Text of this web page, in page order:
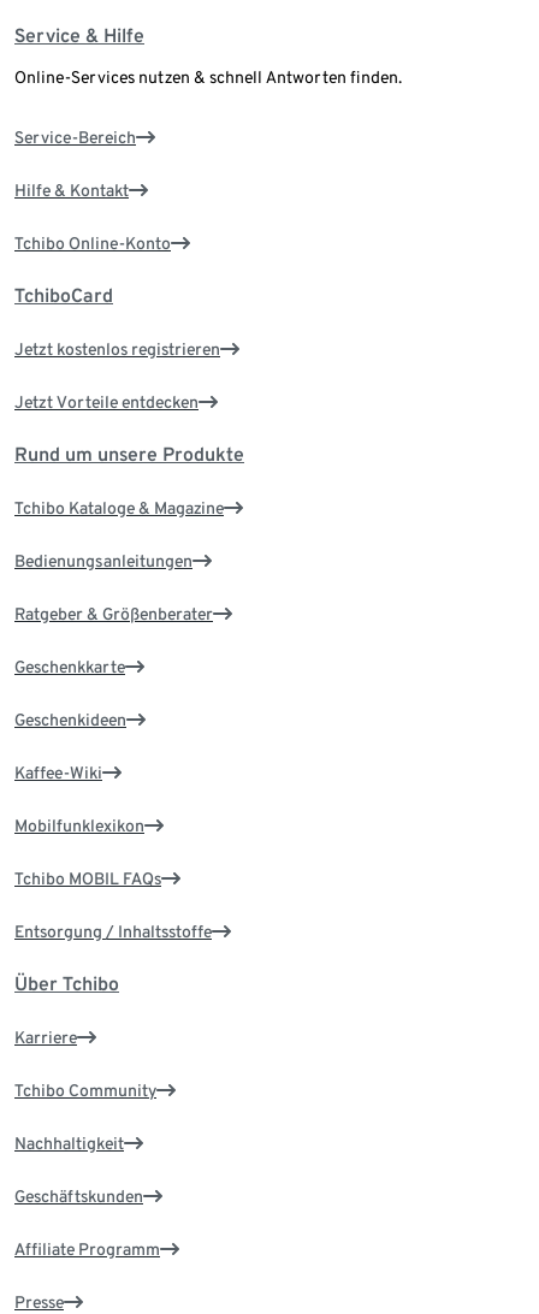
Service & Hilfe
Online-Services nutzen & schnell Antworten finden.
Service-Bereich
Hilfe & Kontakt
Tchibo Online-Konto
TchiboCard
Jetzt kostenlos registrieren
Jetzt Vorteile entdecken
Rund um unsere Produkte
Tchibo Kataloge & Magazine
Bedienungsanleitungen
Ratgeber & Größenberater
Geschenkkarte
Geschenkideen
Kaffee-Wiki
Mobilfunklexikon
Tchibo MOBIL FAQs
Entsorgung / Inhaltsstoffe
Über Tchibo
Karriere
Tchibo Community
Nachhaltigkeit
Geschäftskunden
Affiliate Programm
Presse